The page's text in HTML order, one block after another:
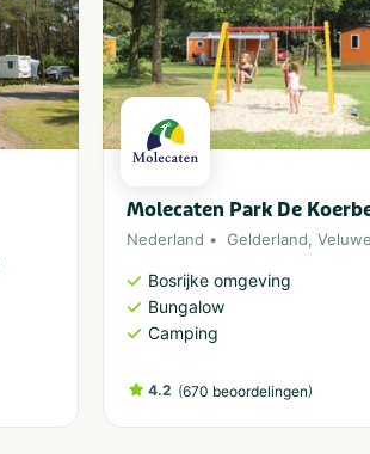
Molecaten Park De
Nederland Gelderland, Veluwe
Bosrijke omgeving
Bungalow
Camping
4.2 (670 beoordelingen)